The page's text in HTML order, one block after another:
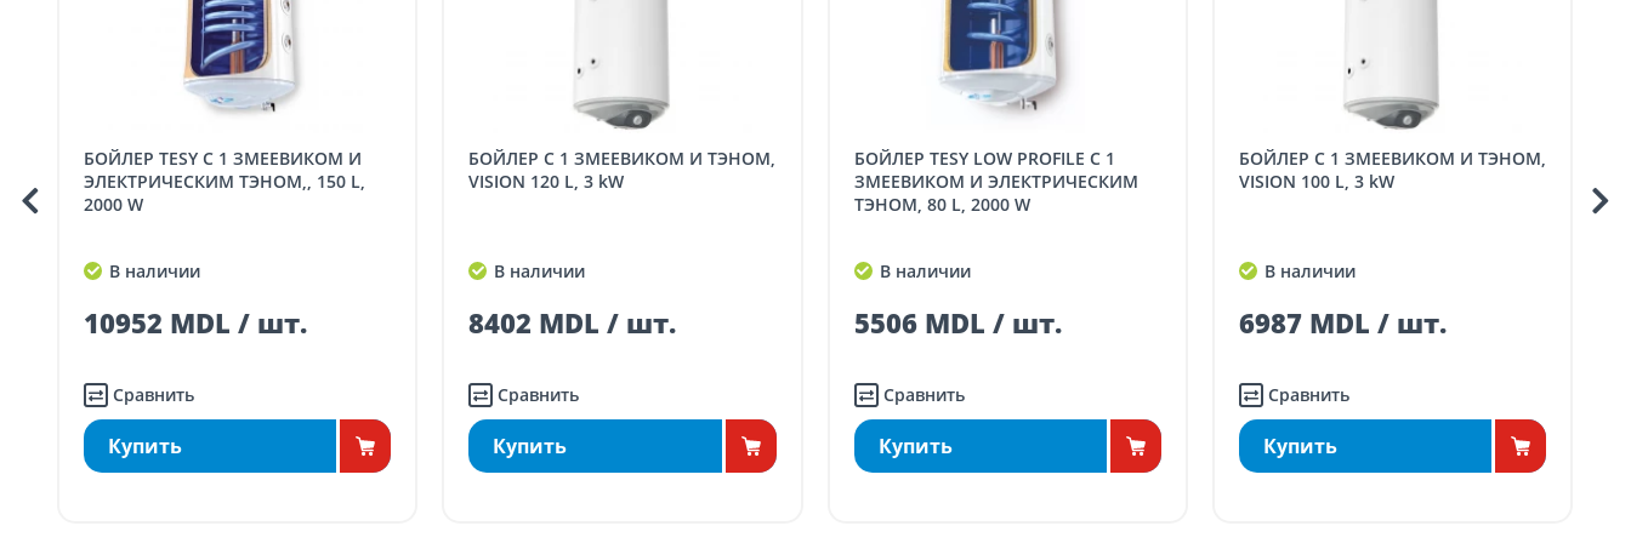
5 / км / направление
Доставка по Кишиневу и пригородам для заказов свыше 5000 лей
заказ, заказ в магазине)
SER08410
Доставка по Кишиневу для заказов менее 5000 лей
70
SER08411
магазине)
БОЙЛЕР TESY С 1 ЗМЕЕВИКОМ И
ЭЛЕКТРИЧЕСКИМ ТЭНОМ,, 150 L,
2000 W
В наличии
10952 MDL / шт.
Сравнить
Купить
БОЙЛЕР С 1 ЗМЕЕВИКОМ И ТЭНОМ,
VISION 120 L, 3 kW
В наличии
8402 MDL / шт.
Сравнить
Купить
БОЙЛЕР TESY LOW PROFILE С 1
ЗМЕЕВИКОМ И ЭЛЕКТРИЧЕСКИМ
ТЭНОМ, 80 L, 2000 W
В наличии
5506 MDL / шт.
Сравнить
Купить
БОЙЛЕР С 1 ЗМЕЕВИКОМ И ТЭНОМ,
VISION 100 L, 3 kW
В наличии
6987 MDL / шт.
Сравнить
Купить